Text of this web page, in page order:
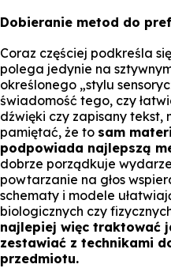
Dobieranie metod do
Coraz częściej podkreśla
polega jedynie na
określonego „stylu
świadomość tego, czy
dźwięki czy zapisany tekst,
pamiętać, że to sam
podpowiada najlepszą
dobrze porządkuje
powtarzanie na głos
schematy i modele
biologicznych czy
najlepiej więc traktować
zestawiać z technikami
przedmiotu.